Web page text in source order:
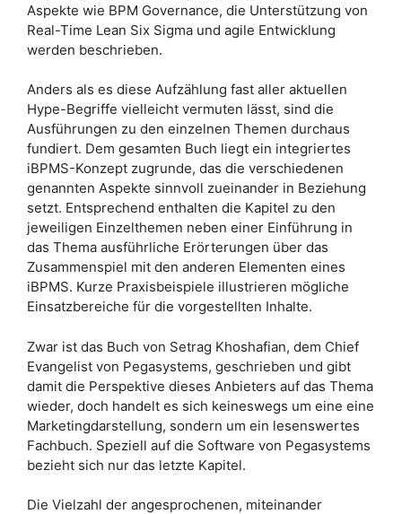
Aspekte wie BPM Governance, die Unterstützung von
Real-Time Lean Six Sigma und agile Entwicklung
werden beschrieben.
Anders als es diese Aufzählung fast aller aktuellen
Hype-Begriffe vielleicht vermuten lässt, sind die
Ausführungen zu den einzelnen Themen durchaus
fundiert. Dem gesamten Buch liegt ein integriertes
iBPMS-Konzept zugrunde, das die verschiedenen
genannten Aspekte sinnvoll zueinander in Beziehung
setzt. Entsprechend enthalten die Kapitel zu den
jeweiligen Einzelthemen neben einer Einführung in
das Thema ausführliche Erörterungen über das
Zusammenspiel mit den anderen Elementen eines
iBPMS. Kurze Praxisbeispiele illustrieren mögliche
Einsatzbereiche für die vorgestellten Inhalte.
Zwar ist das Buch von Setrag Khoshafian, dem Chief
Evangelist von Pegasystems, geschrieben und gibt
damit die Perspektive dieses Anbieters auf das Thema
wieder, doch handelt es sich keineswegs um eine eine
Marketingdarstellung, sondern um ein lesenswertes
Fachbuch. Speziell auf die Software von Pegasystems
bezieht sich nur das letzte Kapitel.
Die Vielzahl der angesprochenen, miteinander